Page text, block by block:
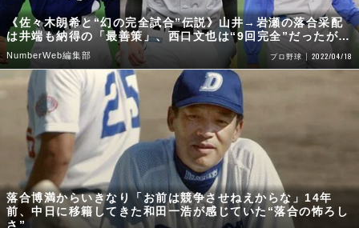
《佐々木朗希と“幻の完全試合”伝説》山井→岩瀬の落合采配
は井端も納得の「最善策」、西口文也は“9回完全”だったが…
NumberWeb編集部 プロ野球 2022/04/18
落合博満からいきなり「お前は競争させねえからな」14年
前、中日に移籍してきた和田一浩が感じていた“落合の怖ろし
さ”